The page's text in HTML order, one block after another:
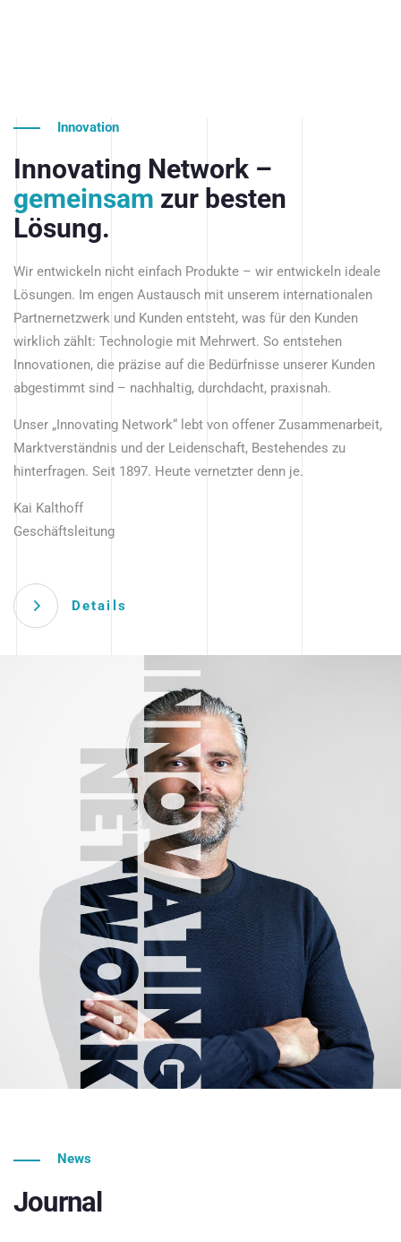
Innovation
Innovating Network –
gemeinsam zur besten
Lösung.
Wir entwickeln nicht einfach Produkte – wir entwickeln ideale
Lösungen. Im engen Austausch mit unserem internationalen
Partnernetzwerk und Kunden entsteht, was für den Kunden
wirklich zählt: Technologie mit Mehrwert. So entstehen
Innovationen, die präzise auf die Bedürfnisse unserer Kunden
abgestimmt sind – nachhaltig, durchdacht, praxisnah.
Unser „Innovating Network“ lebt von offener Zusammenarbeit,
Marktverständnis und der Leidenschaft, Bestehendes zu
hinterfragen. Seit 1897. Heute vernetzter denn je.
Kai Kalthoff
Geschäftsleitung
Details
News
Journal